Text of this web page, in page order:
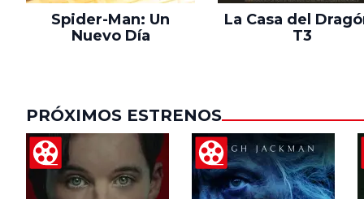
Spider-Man: Un
Nuevo Día
La Casa del
T3
PRÓXIMOS ESTRENOS